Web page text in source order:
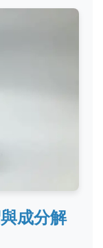
成分解